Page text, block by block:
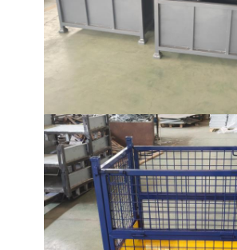
제품
비디오
공장 투어
품질 관리
저희와 연락
뉴스